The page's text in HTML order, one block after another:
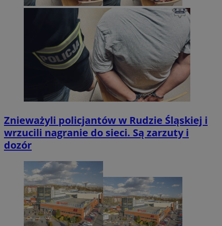
Znieważyli policjantów w Rudzie Śląskiej i
wrzucili nagranie do sieci. Są zarzuty i
dozór